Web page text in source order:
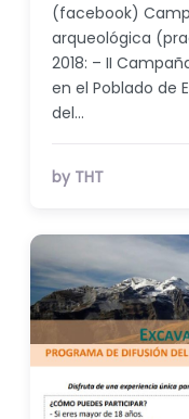
(facebook)
arqueológica
2018: – II
en el Poblado de
del…
by THT